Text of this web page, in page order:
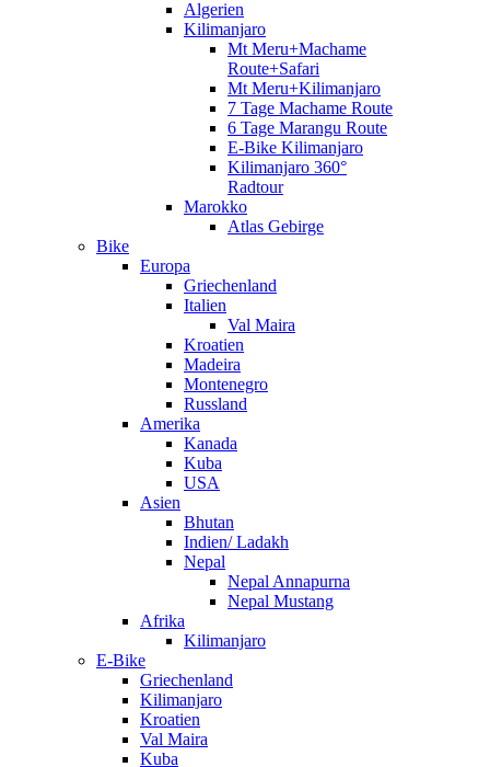
Algerien
Kilimanjaro
Mt Meru+Machame
Route+Safari
Mt Meru+Kilimanjaro
7 Tage Machame Route
6 Tage Marangu Route
E-Bike Kilimanjaro
Kilimanjaro 360°
Radtour
Marokko
Atlas Gebirge
Bike
Europa
Griechenland
Italien
Val Maira
Kroatien
Madeira
Montenegro
Russland
Amerika
Kanada
Kuba
USA
Asien
Bhutan
Indien/ Ladakh
Nepal
Nepal Annapurna
Nepal Mustang
Afrika
Kilimanjaro
E-Bike
Griechenland
Kilimanjaro
Kroatien
Val Maira
Kuba